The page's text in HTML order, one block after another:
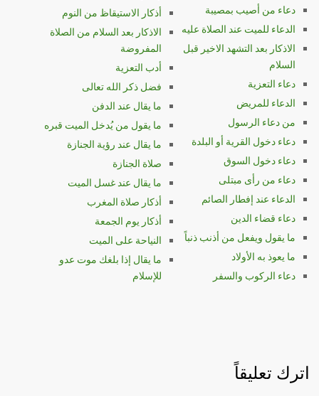
دعاء من أصيب بمصيبة
الدعاء للميت عند الصلاة عليه
الاذكار بعد التشهد الاخير قبل
السلام
دعاء التعزية
الدعاء للمريض
من دعاء الرسول
دعاء دخول القرية أو البلدة
دعاء دخول السوق
دعاء من رأى مبتلى
الدعاء عند إفطار الصائم
دعاء قضاء الدين
ما يقول ويفعل من أذنب ذنباً
ما يعوذ به الأولاد
دعاء الركوب والسفر
أذكار الاستيقاظ من النوم
الاذكار بعد السلام من الصلاة
المفروضة
أدب التعزية
فضل ذكر الله تعالى
ما يقال عند الدفن
ما يقول من يُدخل الميت قبره
ما يقال عند رؤية الجنازة
صلاة الجنازة
ما يقال عند غسل الميت
أذكار صلاة المغرب
أذكار يوم الجمعة
النياحة على الميت
ما يقال إذا بلغك موت عدو
للإسلام
اترك تعليقاً